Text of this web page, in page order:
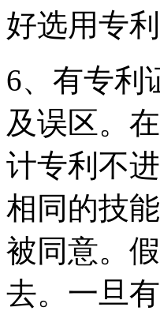
好选用专利
6、有专利
及误区。
计专利不
相同的技
被同意。
去。一旦